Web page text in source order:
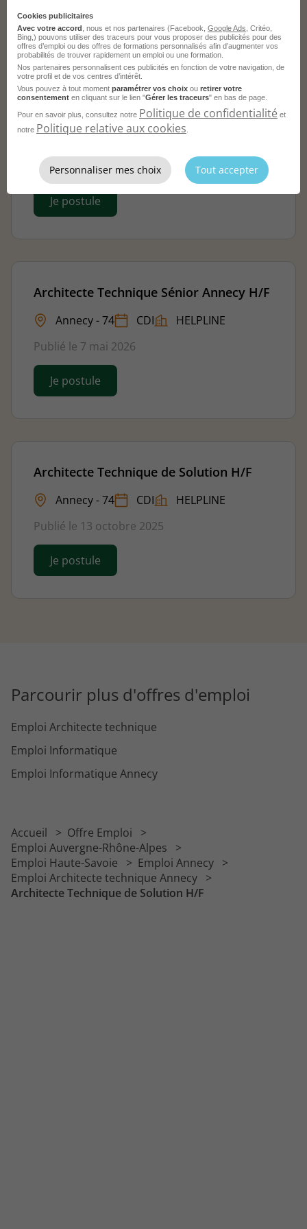
Ces offres pourraient aussi vous correspondre.
Architecte Technique - Ingénieur
Plateforme Kubernetes H/F
Publié le 11 mai 2026
Je postule
Architecte Technique Sénior Annecy H/F
Annecy - 74 CDI
HELPLINE
Publié le 7 mai 2026
Je postule
Architecte Technique de Solution H/F
Annecy - 74 CDI
HELPLINE
Publié le 13 octobre 2025
Je postule
Parcourir plus d'offres d'emploi
Emploi Architecte technique
Emploi Informatique
Emploi Informatique Annecy
Accueil
Offre Emploi
Emploi Auvergne-Rhône-Alpes
Emploi Haute-Savoie
Emploi Annecy
Emploi Architecte technique Annecy
Architecte Technique de Solution H/F
Cookies publicitaires
Avec votre accord , nous et nos partenaires (Facebook, Google Ads , Critéo,
Bing,) pouvons utiliser des traceurs pour vous proposer des publicités pour des
offres d’emploi ou des offres de formations personnalisés afin d’augmenter vos
probabilités de trouver rapidement un emploi ou une formation.
Nos partenaires personnalisent ces publicités en fonction de votre navigation, de
votre profil et de vos centres d’intérêt.
Vous pouvez à tout moment paramétrer vos choix ou retirer votre
consentement en cliquant sur le lien "Gérer les traceurs" en bas de page.
Pour en savoir plus, consultez notre Politique de confidentialité et
notre Politique relative aux cookies
Personnaliser mes choix Tout accepter